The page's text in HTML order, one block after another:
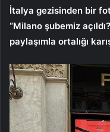
İtalya gezisinden bir
“Milano şubemiz
paylaşımla ortalığı